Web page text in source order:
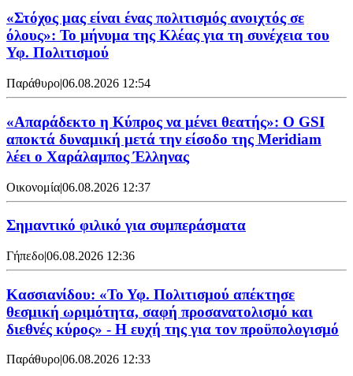
«Στόχος μας είναι ένας πολιτισμός ανοιχτός σε
όλους»: Το μήνυμα της Κλέας για τη συνέχεια του
Υφ. Πολιτισμού
Παράθυρο|06.08.2026 12:54
«Απαράδεκτο η Κύπρος να μένει θεατής»: Ο GSI
αποκτά δυναμική μετά την είσοδο της Meridiam
λέει ο Χαράλαμπος Έλληνας
Οικονομία|06.08.2026 12:37
Σημαντικό φιλικό για συμπεράσματα
Γήπεδο|06.08.2026 12:36
Κασσιανίδου: «Το Υφ. Πολιτισμού απέκτησε
θεσμική ωριμότητα, σαφή προσανατολισμό και
διεθνές κύρος» - Η ευχή της για τον προϋπολογισμό
Παράθυρο|06.08.2026 12:33